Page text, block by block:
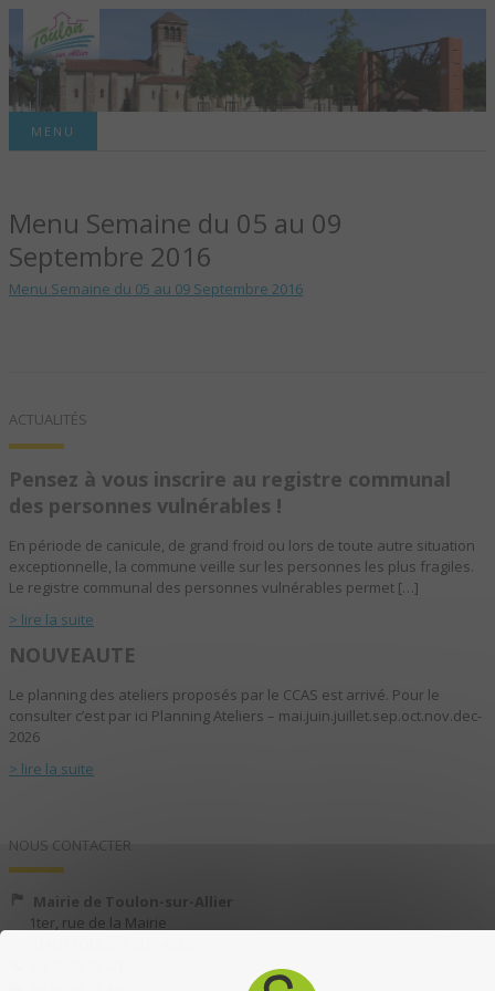
TOULON-SUR-
ALLIER – SITE
OFFICIEL DE LA
MENU
Menu Semaine du 05 au 09
Septembre 2016
Menu Semaine du 05 au 09 Septembre 2016
ACTUALITÉS
Pensez à vous inscrire au registre communal
des personnes vulnérables !
En période de canicule, de grand froid ou lors de toute autre situation
exceptionnelle, la commune veille sur les personnes les plus fragiles.
Le registre communal des personnes vulnérables permet […]
> lire la suite
NOUVEAUTE
Le planning des ateliers proposés par le CCAS est arrivé. Pour le
consulter c’est par ici Planning Ateliers – mai.juin.juillet.sep.oct.nov.dec-
2026
> lire la suite
NOUS CONTACTER
Mairie de Toulon-sur-Allier
1ter, rue de la Mairie